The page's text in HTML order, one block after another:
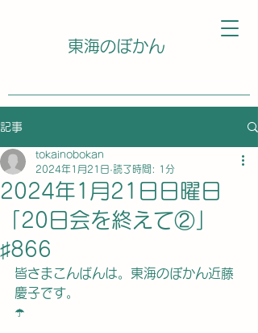
東海のぼかん
記事
2024年1月21日日曜日
「20日会を終えて②」
♯866
tokainobokan
2024年1月21日 読了時間: 1分
皆さまこんばんは。東海のぼかん近藤
慶子です。
☂️